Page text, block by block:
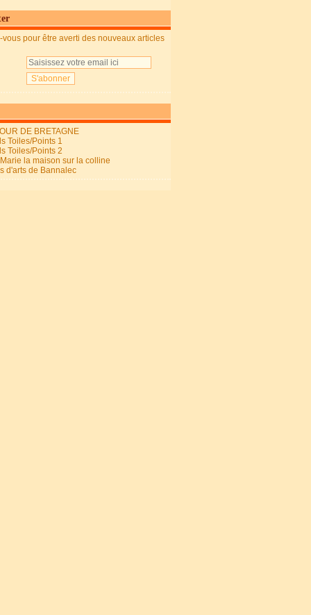
vous pour être averti des nouveaux articles
DE BRETAGNE
Toiles/Points 1
Toiles/Points 2
la maison sur la colline
d'arts de Bannalec